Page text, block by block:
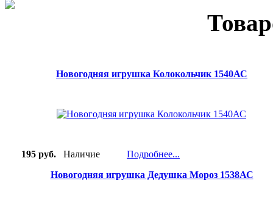
Новогодняя игрушка Колокольчик 1540АС
195 руб. Наличие
Подробнее...
Новогодняя игрушка Дедушка Мороз 1538АС